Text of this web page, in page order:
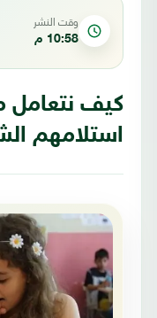
وقت النشر
10:58 م
كيف نتعامل
استلامهم